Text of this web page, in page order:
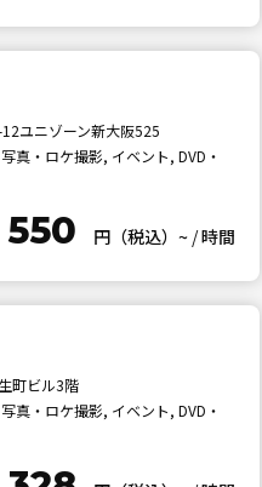
ユニゾーン新大阪525
真・ロケ撮影, イベント, DVD・
550 円（税込）~ /時間
町ビル3階
真・ロケ撮影, イベント, DVD・